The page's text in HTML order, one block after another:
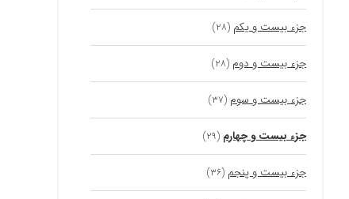
جزء بیست و یکم (۲۸)
جزء بیست و دوم (۲۸)
جزء بیست و سوم (۳۷)
جزء بیست و چهارم (۲۹)
جزء بیست و پنجم (۳۶)